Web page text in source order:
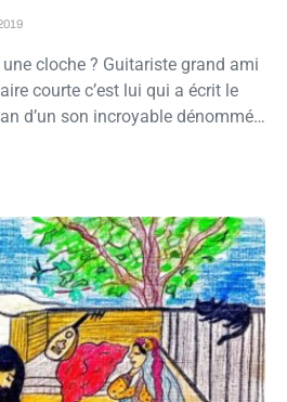
cloche ? Guitariste grand ami
courte c’est lui qui a écrit le
d’un son incroyable dénommé…